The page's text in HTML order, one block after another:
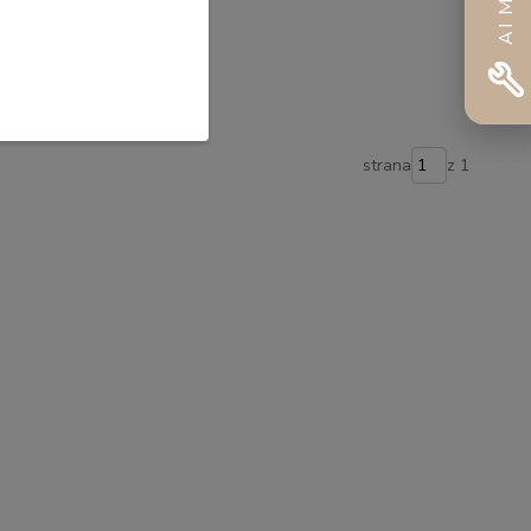
strana z 1